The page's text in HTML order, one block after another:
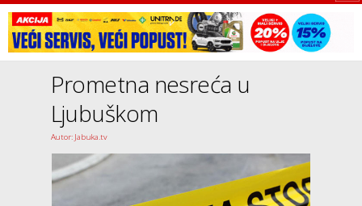
Prometna nesreća u
Ljubuškom
Autor: Jabuka.tv